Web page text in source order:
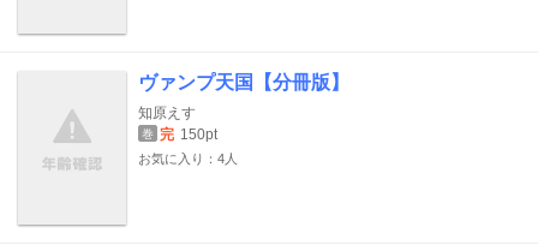
ヴァンプ天国【分冊版】
知原えす
巻 完 150pt
お気に入り：4人